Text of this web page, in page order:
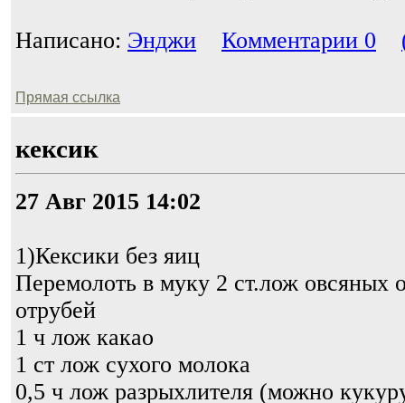
Написано: Энджи Комментарии 0
Прямая ссылка
кексик
27 Авг 2015 14:02
1)Кексики без яиц
Перемолоть в муку 2 ст.лож овсяных
отрубей
1 ч лож какао
1 ст лож сухого молока
0,5 ч лож разрыхлителя (можно